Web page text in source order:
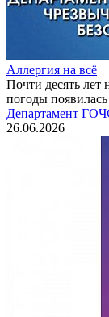
Аллергия на всё
Почти десять лет
погоды
Департамент
26.06.2026